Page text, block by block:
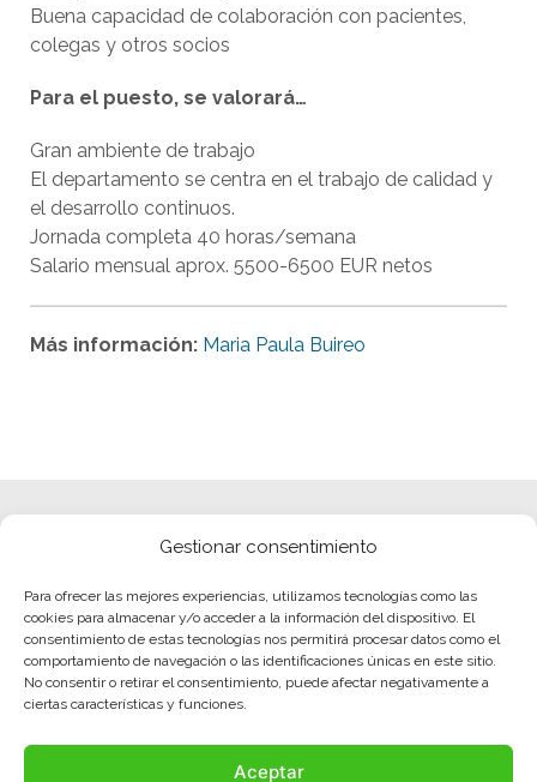
Gestionar consentimiento
Para ofrecer las mejores experiencias, utilizamos tecnologías como las
cookies para almacenar y/o acceder a la información del dispositivo. El
consentimiento de estas tecnologías nos permitirá procesar datos como el
comportamiento de navegación o las identificaciones únicas en este sitio.
No consentir o retirar el consentimiento, puede afectar negativamente a
ciertas características y funciones.
Aceptar
Buena capacidad de colaboración con pacientes,
colegas y otros socios
Para el puesto, se valorará…
Gran ambiente de trabajo
El departamento se centra en el trabajo de calidad y
el desarrollo continuos.
Jornada completa 40 horas/semana
Salario mensual aprox. 5500-6500 EUR netos
Más información: Maria Paula Buireo